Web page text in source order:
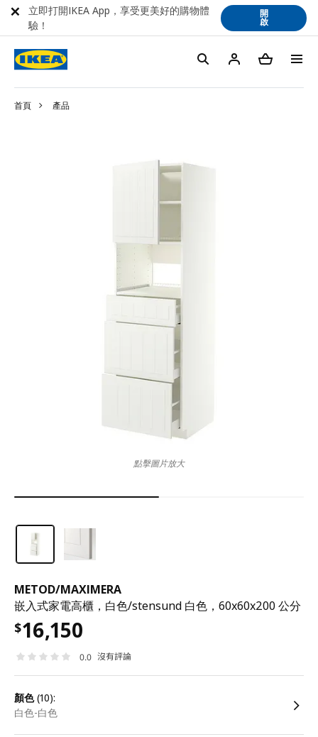
首頁 產品
METOD/MAXIMERA
嵌入式家電高櫃，白色/stensund 白色，60x60x200 公分
$16,150
0.0 沒有評論
顏色(10):
白色-白色
點擊圖片放大
立即打開IKEA App，享受更美好的購物體
驗！
開
啟